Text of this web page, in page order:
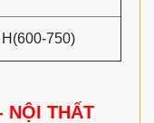
750)
NỘI THẤT